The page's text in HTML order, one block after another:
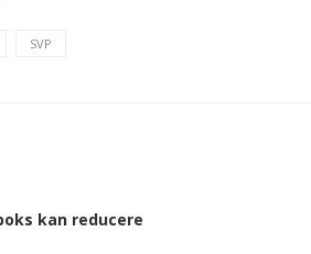
SVP
kan reducere